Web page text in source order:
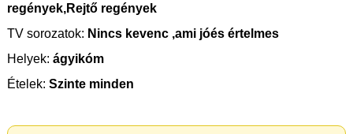
regények,Rejtő regények
TV sorozatok: Nincs kevenc ,ami jóés értelmes
Helyek: ágyikóm
Ételek: Szinte minden